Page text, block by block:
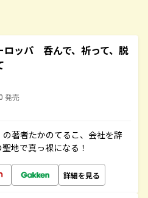
ロッパ 呑んで、祈って、脱
発売
の著者たかのてるこ、会社を辞
地で真っ裸になる！
詳細を見る